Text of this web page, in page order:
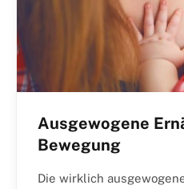
Ausgewogene
Bewegung
Die wirklich